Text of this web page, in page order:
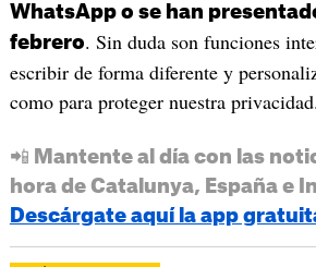
WhatsApp o se han
febrero. Sin duda son funciones
escribir de forma diferente y
como para proteger nuestra privacidad.
📲 Mantente al día con las
hora de Catalunya, España e
Descárgate aquí la app